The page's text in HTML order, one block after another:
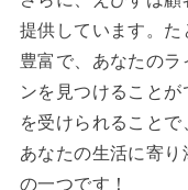
提供しています。
豊富で、あなたの
ンを見つけること
を受けられることで
あなたの生活に寄
の一つです！